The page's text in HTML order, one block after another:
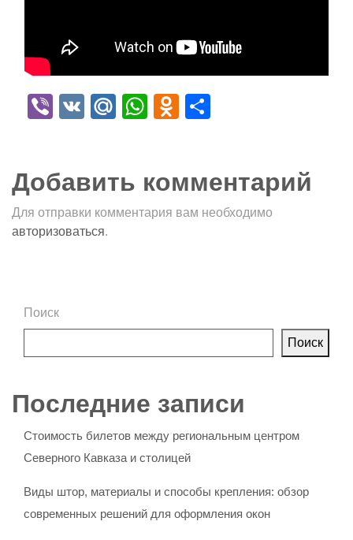
Viber
VK Mail.Ru
WhatsApp
Odnoklassniki
Добавить комментарий
Для отправки комментария вам необходимо
авторизоваться.
Поиск
Поиск
Последние записи
Стоимость билетов между региональным центром
Северного Кавказа и столицей
Виды штор, материалы и способы крепления: обзор
современных решений для оформления окон